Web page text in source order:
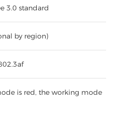
3.0 standard
by region)
is red, the working mode